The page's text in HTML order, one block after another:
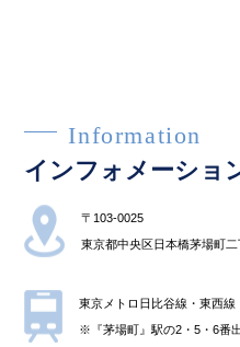
Information
インフォメーショ
〒103-0025
東京都中央区⽇本橋茅場町
東京メトロ⽇⽐⾕線・東⻄
※『茅場町』駅の2・5・6番